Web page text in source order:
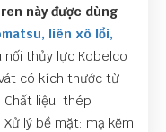
này được dùng
liên xô lồi,
nối thủy lực Kobelco
có kích thước từ
Chất liệu: thép
lý bề mặt: mạ kẽm